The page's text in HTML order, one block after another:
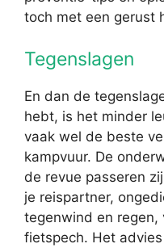
toch met een gerust
Tegenslagen
En dan de
hebt, is het minder
vaak wel de beste
kampvuur. De
de revue passeren
je reispartner,
tegenwind en
fietspech. Het